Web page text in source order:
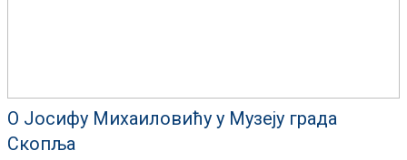
О Јосифу Михаиловићу у Музеју града
Скопља